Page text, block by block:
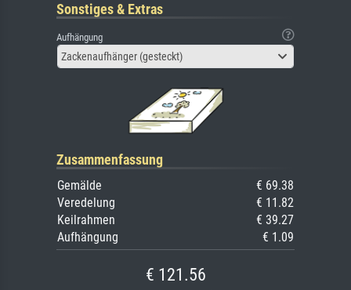
Sonstiges & Extras
Aufhängung
Zackenaufhänger (gesteckt)
Zusammenfassung
Gemälde
€ 69.38
Veredelung
€ 11.82
Keilrahmen
€ 39.27
Aufhängung
€ 1.09
€ 121.56